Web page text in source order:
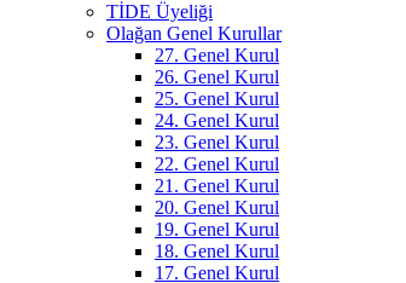
TİDE Üyeliği
Olağan Genel Kurullar
27. Genel Kurul
26. Genel Kurul
25. Genel Kurul
24. Genel Kurul
23. Genel Kurul
22. Genel Kurul
21. Genel Kurul
20. Genel Kurul
19. Genel Kurul
18. Genel Kurul
17. Genel Kurul